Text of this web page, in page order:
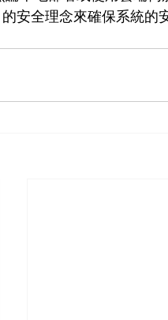
安全理念來確保系統的